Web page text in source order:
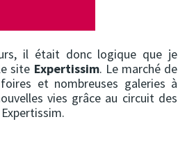
il était donc logique que je
site Expertissim. Le marché de
et nombreuses galeries à
vies grâce au circuit des